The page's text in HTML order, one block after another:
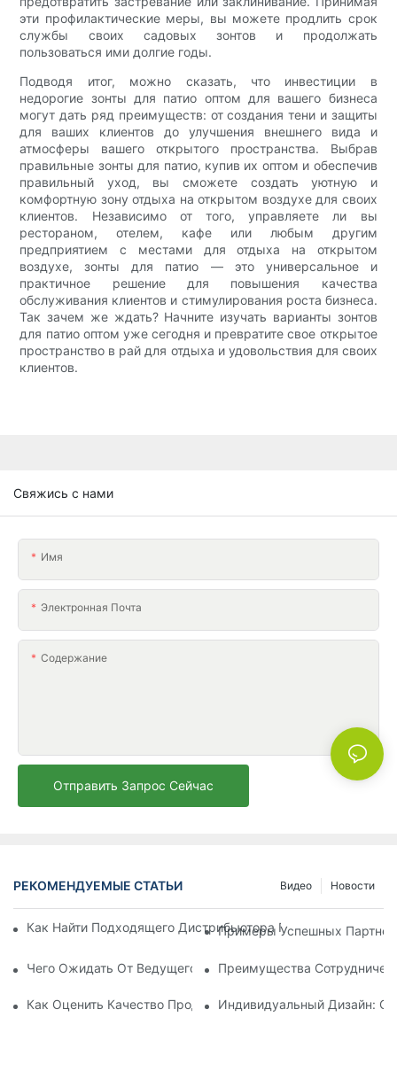
эти профилактические меры, вы можете продлить срок
службы своих садовых зонтов и продолжать
пользоваться ими долгие годы.
Подводя итог, можно сказать, что инвестиции в
недорогие зонты для патио оптом для вашего бизнеса
могут дать ряд преимуществ: от создания тени и защиты
для ваших клиентов до улучшения внешнего вида и
атмосферы вашего открытого пространства. Выбрав
правильные зонты для патио, купив их оптом и обеспечив
правильный уход, вы сможете создать уютную и
комфортную зону отдыха на открытом воздухе для своих
клиентов. Независимо от того, управляете ли вы
рестораном, отелем, кафе или любым другим
предприятием с местами для отдыха на открытом
воздухе, зонты для патио — это универсальное и
практичное решение для повышения качества
обслуживания клиентов и стимулирования роста бизнеса.
Так зачем же ждать? Начните изучать варианты зонтов
для патио оптом уже сегодня и превратите свое открытое
пространство в рай для отдыха и удовольствия для своих
клиентов.
Свяжись с нами
Имя
Электронная Почта
Содержание
Отправить Запрос Сейчас
РЕКОМЕНДУЕМЫЕ СТАТЬИ Новости
Видео
Как Найти Подходящего Дистрибьютора Пляжных Зонтов
Примеры Успешных
Чего Ожидать От Ведущего Производителя Шезлонгов
Преимущества
Как Оценить Качество Продукции Фабрики По
Индивидуальный Дизайн: